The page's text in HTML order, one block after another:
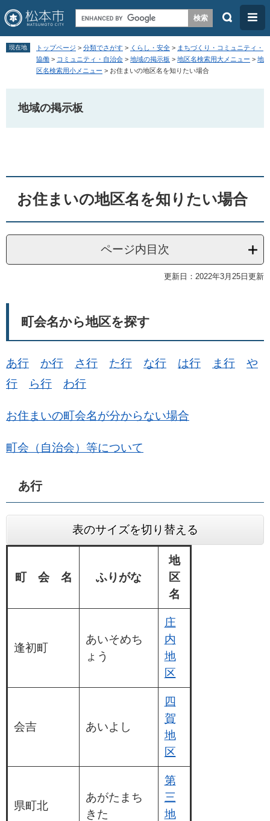
ペ
頭
。
メ
飛
て
検
メ
ニ
ュ
ー
現在地 トップページ > 分類でさがす > くらし・安全 > まちづくり・コミュニティ・
協働 > コミュニティ・自治会 > 地域の掲示板 > 地区名検索用大メニュー > 地
区名検索用小メニュー > お住まいの地区名を知りたい場合
地域の掲示板
お住まいの地区名を知りたい場合
ページ内目次
更新日：2022年3月25日更新
町会名から地区を探す
あ行 か行 さ行 た行 な行 は行 ま行
や
行
ら行 わ行
お住まいの町会名が分からない場合
町会（自治会）等について
あ行
表のサイズを切り替える
町 会 名 ふりがな
地
区
名
逢初町
あいそめち
ょう
庄
内
地
区
会吉 あいよし
四
賀
地
区
県町北
あがたまち
きた
第
三
地